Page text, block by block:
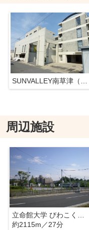
周辺施設
立命館大学 びわこくさつキャンパス
約2115m／27分